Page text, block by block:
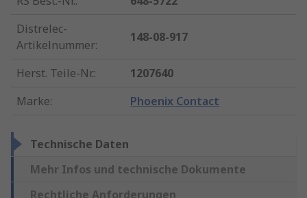
Distrelec-
Artikelnummer:
148-08-917
Herst. Teile-Nr.:
1207640
Marke: Phoenix Contact
Technische Daten
Mehr Infos und technische Dokumente
Rechtliche Anforderungen